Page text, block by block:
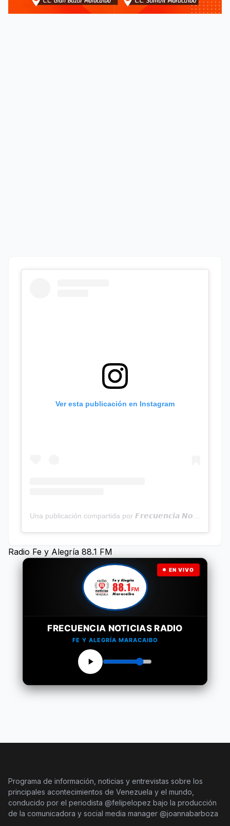
Ver esta publicación en Instagram
Radio Fe y Alegría 88.1 FM
EN VIVO
FRECUENCIA NOTICIAS RADIO
FE Y ALEGRÍA MARACAIBO
Programa de información, noticias y entrevistas sobre los
principales acontecimientos de Venezuela y el mundo,
conducido por el periodista @felipelopez bajo la producción
de la comunicadora y social media manager @joannabarboza